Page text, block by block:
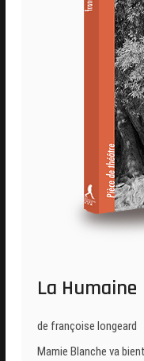
La Humaine
de françoise longeard
Mamie Blanche va